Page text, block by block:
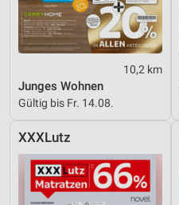
10,2 km
Junges Wohnen
Gültig bis Fr. 14.08.
XXXLutz